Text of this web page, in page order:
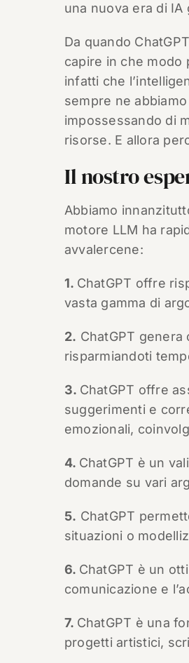
una nuova era di IA
Da quando
capire in che modo
infatti che
sempre ne
impossessando di
risorse. E allora
Il nostro
Abbiamo
motore LLM ha
avvalercene:
1. ChatGPT offre
vasta gamma di
2. ChatGPT
risparmiandoti
3. ChatGPT offre
suggerimenti e
emozionali,
4. ChatGPT è un
domande su vari
5. ChatGPT
situazioni o
6. ChatGPT è un
comunicazione e
7. ChatGPT è una
progetti artistici,